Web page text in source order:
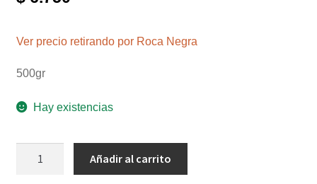
Ver precio retirando por Roca Negra
500gr
Hay existencias
Añadir al carrito